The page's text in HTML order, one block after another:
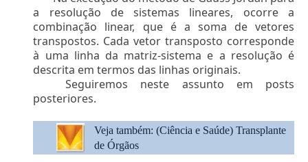
a resolução de sistemas lineares, ocorre a
combinação linear, que é a soma de vetores
transpostos. Cada vetor transposto corresponde
à uma linha da matriz-sistema e a resolução é
descrita em termos das linhas originais.
Seguiremos neste assunto em posts
posteriores.
Veja também: (Ciência e Saúde) Transplante
de Órgãos